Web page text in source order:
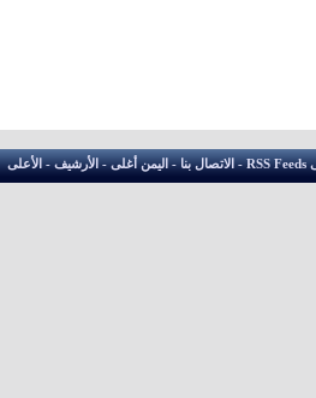
-الاتصال بنا-اليمن أغلى-الأرشيف-الأعلى